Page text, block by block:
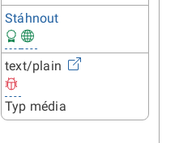
Stáhnout
text/plain
Typ média